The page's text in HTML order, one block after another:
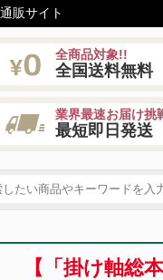
販サイト
全商品対象!!
全国送料無料
業界最速お届け挑
最短即日発送
【「掛け軸